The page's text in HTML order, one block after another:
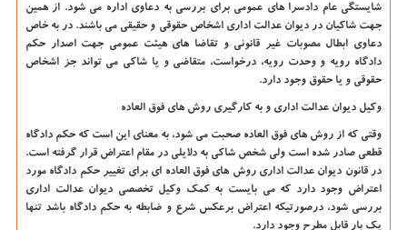
شایستگی عام دادسرا های عمومی برای بررسی به دعاوی اداره می شود. از همین
جهت شاکیان در دیوان عدالت اداری اشخاص حقوقی و حقیقی می باشند. در به خاص
دعاوی ابطال مصوبات غیر قانونی و تقاضا های هیئت عمومی جهت اصدار حکم
دادگاه رویه و وحدت رویه، درخواست، متقاضی و یا شاکی می تواند جز اشخاص
حقوقی و یا حقوق وجود دارد.
وکیل دیوان عدالت اداری و به کارگیری روش های فوق العاده
وقتی که از روش های فوق العاده صحبت می شود، به معنای این است که حکم دادگاه
قطعی صادر شده است ولی شخص شاکی به دلایلی در مقام اعتراض قرار گرفته است.
در قانون دیوان عدالت اداری روش های فوق العاده ای برای تغییر حکم دادگاه مورد
اعتراض وجود دارد که می بایست به کمک وکیل تخصصی دیوان عدالت اداری
بررسی شود، درصورتیکه اعتراض برعکس شرع و ضابطه به حکم دادگاه باشد تنها
یک بار قابل مطرح وجود دارد.